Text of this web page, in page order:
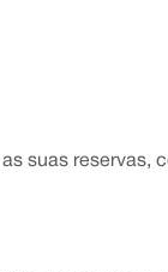
suas